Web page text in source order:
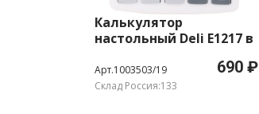
Калькулятор
настольный Deli E1217 в
Арт.1003503/19 690 ₽
Склад Россия:133